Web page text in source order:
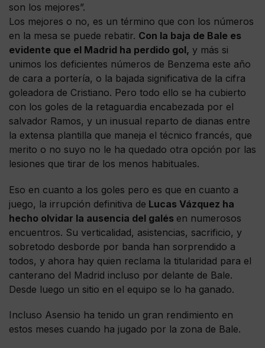
son los mejores”.
Los mejores o no, es un término que con los números
en la mesa se puede rebatir. Con la baja de Bale es
evidente que el Madrid ha perdido gol, y más si
unimos los deficientes números de Benzema este año
de cara a portería, o la bajada significativa de la cifra
goleadora de Cristiano. Pero todo ello se ha cubierto
con los goles de la retaguardia encabezada por el
salvador Ramos, y un inusual reparto de dianas entre
la extensa plantilla que maneja el técnico francés, que
merito o no suyo no le ha quedado otra opción por las
lesiones que tirar de los menos habituales.
Eso en cuanto a los goles pero es que en cuanto a
juego, la irrupción definitiva de Lucas Vázquez ha
hecho olvidar la ausencia del galés en numerosos
encuentros. Su verticalidad, asistencias, sacrificio, y
sobretodo desborde por banda han sorprendido a
todos, y ahora hay quien reclama la titularidad para el
canterano del Madrid incluso por delante de Bale.
Desde luego un sitio en el equipo se lo ha ganado.
Incluso Asensio ha tenido un gran rendimiento en
estos meses cuando ha jugado por la zona de Bale.